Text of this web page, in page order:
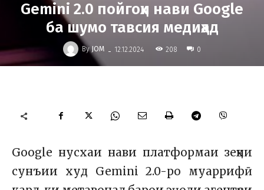
Gemini 2.0 пойгоҳи нави Google
ба шумо тавсия медиҳад
By JOM - 12.12.2024 208 0
Google нусхаи нави платформаи зеҳни
сунъии худ Gemini 2.0-ро муаррифӣ